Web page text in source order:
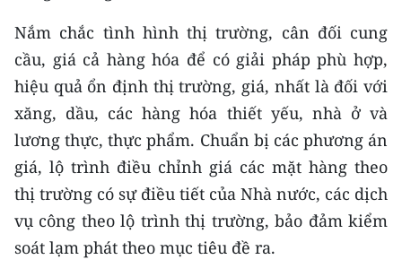
Media Pháp luật
Media Du lịch
Media Thế giới
Media Thể thao
Media Giáo dục
Media Y tế
Nắm chắc tình hình thị trường, cân đối cung
cầu, giá cả hàng hóa để có giải pháp phù hợp,
hiệu quả ổn định thị trường, giá, nhất là đối với
xăng, dầu, các hàng hóa thiết yếu, nhà ở và
lương thực, thực phẩm. Chuẩn bị các phương án
giá, lộ trình điều chỉnh giá các mặt hàng theo
thị trường có sự điều tiết của Nhà nước, các dịch
vụ công theo lộ trình thị trường, bảo đảm kiểm
soát lạm phát theo mục tiêu đề ra.